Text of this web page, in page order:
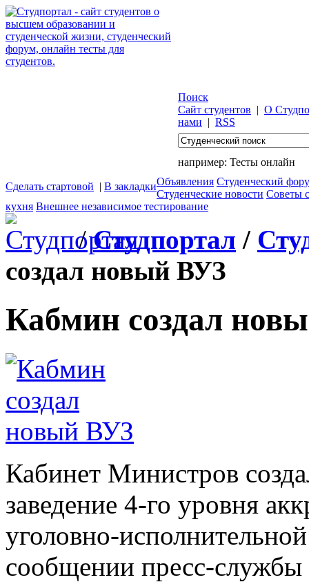
Поиск
Сайт студентов | О
нами | RSS
например: Тесты онлайн
Сделать стартовой | В закладкиОбъявления Студенческий
Студенческие новости Советы
кухня Внешнее независимое тестирование
/Студпортал /
создал новый ВУЗ
Кабмин создал
Кабинет Министров
заведение 4-го уровня
уголовно-
сообщении пресс-